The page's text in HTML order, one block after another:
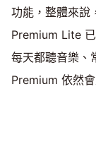
功能，整體來說
Premium Lite
每天都聽音樂、
Premium 依然